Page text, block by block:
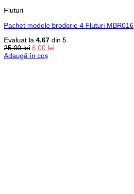
Fluturi
Pachet modele broderie 4 Fluturi MBR016
Evaluat la 4.67 din 5
25,00lei Prețul
inițial
6,00 leiPrețul
Adaugă în coș